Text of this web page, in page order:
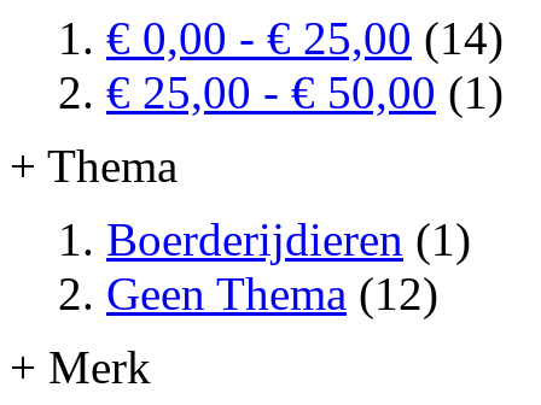
€ 0,00 - € 25,00 (14)
€ 25,00 - € 50,00 (1)
+ Thema
Boerderijdieren (1)
Geen Thema (12)
+ Merk